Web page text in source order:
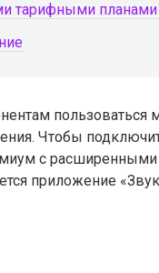
тарифными планами
Чтобы
с
приложение